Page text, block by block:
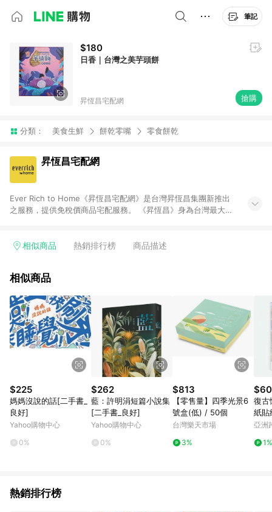
筆記
$180
日香｜台灣之美芋頭餅
昇恆昌宅配網 搶購
分類： 美食生鮮 餅乾零嘴 零食餅乾
昇恆昌宅配網
Ever Rich to Home《昇恆昌宅配網》是台灣昇恆昌集團新推出
之服務，提供免稅價商品宅配服務。 《昇恆昌》身為台灣最大的
費者最高品質的購物體驗。不限時間地點的限制，任何時候只要
相似商品 熱銷排行榜 商品描述
相似商品
$225
媽媽沒說的話[二手書_
良好]
Yahoo購物中心
0%
$262
藍：許明涓短篇小說集
[二手書_良好]
Yahoo購物中心
0%
$813
【零售量】四季光景6
號盒(低) / 50個
台灣樂天市場
3%
復古
紙貼
亞洲
1%
熱銷排行榜